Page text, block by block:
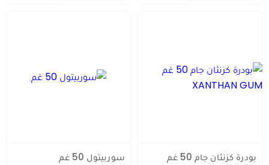
بودرة كزنثان جام 50 غم
سوربيتول 50 غم